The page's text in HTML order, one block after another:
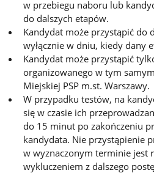
w przebiegu naboru lub
do dalszych etapów.
Kandydat może przystąpić do
wyłącznie w dniu, kiedy dany
Kandydat może przystąpić
organizowanego w tym
Miejskiej PSP m.st. Warszawy.
W przypadku testów, na
się w czasie ich
do 15 minut po zakończeniu
kandydata. Nie przystąpienie
w wyznaczonym terminie jest
wykluczeniem z dalszego